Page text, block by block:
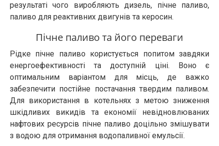
результаті чого виробляють дизель, пічне паливо,
паливо для реактивних двигунів та керосин.
Пічне паливо та його переваги
Рідке пічне паливо користується попитом завдяки
енергоефективності та доступній ціні. Воно є
оптимальним варіантом для місць, де важко
забезпечити постійне постачання твердим паливом.
Для використання в котельнях з метою зниження
шкідливих викидів та економії невідновлюваних
нафтових ресурсів пічне паливо доцільно змішувати
з водою для отримання водопаливної емульсії.